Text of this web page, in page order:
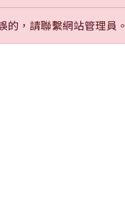
的，請聯繫網站管理員。